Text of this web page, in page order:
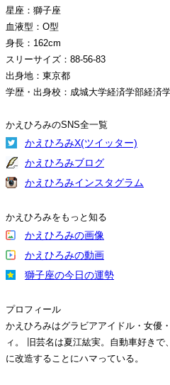
星座：獅子座
血液型：O型
身長：162cm
スリーサイズ：88-56-83
出身地：東京都
学歴・出身校：成城大学経済学部経済
かえひろみのSNS全一覧
かえひろみX(ツイッター)
かえひろみブログ
かえひろみインスタグラム
かえひろみをもっと知る
かえひろみの画像
かえひろみの動画
獅子座の今日の運勢
プロフィール
かえひろみはグラビアアイドル・女優
ィ。 旧芸名は夏江紘実。自動車好きで
に改造することにハマっている。